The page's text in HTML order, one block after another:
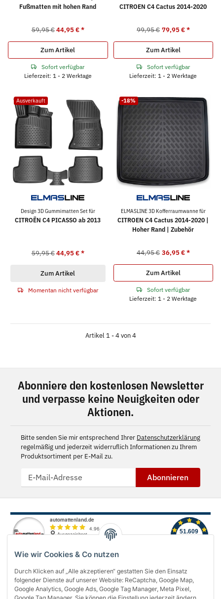
Wie wir Cookies & Co nutzen
Durch Klicken auf „Alle akzeptieren“ gestatten Sie den Einsatz
folgender Dienste auf unserer Website: ReCaptcha, Google Map,
Google Analytics, Google Ads, Google Tag Manager, Meta Pixel,
Fußmatten mit hohen Rand
59,95 € 44,95 €*
Zum Artikel
Sofort verfügbar
Lieferzeit: 1 - 2 Werktage
CITROEN C4 Cactus 2014-2020
99,95 € 79,95 €*
Zum Artikel
Sofort verfügbar
Lieferzeit: 1 - 2 Werktage
Ausverkauft
Design 3D Gummimatten Set für
CITROËN C4 PICASSO ab 2013
59,95 € 44,95 €*
Zum Artikel
Momentan nicht verfügbar
-18%
ELMASLINE 3D Kofferraumwanne für
CITROEN C4 Cactus 2014-2020 |
Hoher Rand | Zubehör
44,95 € 36,95 €*
Zum Artikel
Sofort verfügbar
Lieferzeit: 1 - 2 Werktage
Artikel 1 - 4 von 4
Abonniere den kostenlosen Newsletter
und verpasse keine Neuigkeiten oder
Aktionen.
Bitte senden Sie mir entsprechend Ihrer Datenschutzerklärung
regelmäßig und jederzeit widerruflich Informationen zu Ihrem
Produktsortiment per E-Mail zu.
Abonnieren
Über uns